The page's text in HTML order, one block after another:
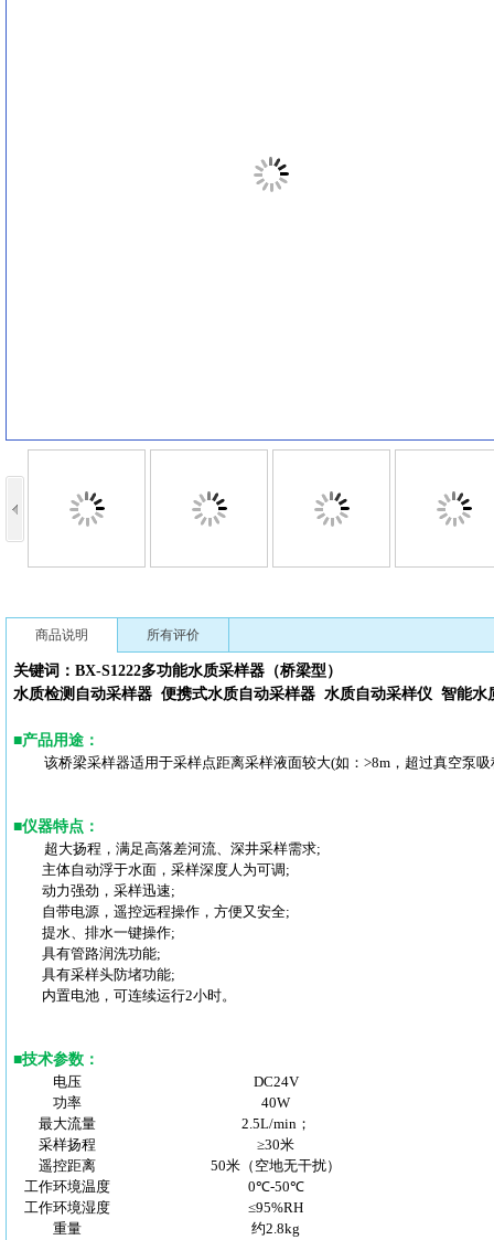
商品说明 所有评价
关键词：BX-S1222多功能水质采样器（桥梁型）
水质检测自动采样器 便携式水质自动采样器 水质自动采样仪 智能水
■产品用途 ：
该桥梁采样器适用于采样点距离采样液面较大(如：>8m，超过真空泵
■仪器特点 ：
超大扬程，满足高落差河流、深井采样需求;
主体自动浮于水面，采样深度人为可调;
动力强劲，采样迅速;
自带电源，遥控远程操作，方便又安全;
提水、排水一键操作;
具有管路润洗功能;
具有采样头防堵功能;
内置电池，可连续运行2小时。
■技术参数 ：
电压
DC24V
功率
40W
最大流量
2.5L/min；
采样扬程
≥30米
遥控距离
50米（空地无干扰）
工作环境温度
0℃-50℃
工作环境湿度
≤95%RH
重量
约2.8kg